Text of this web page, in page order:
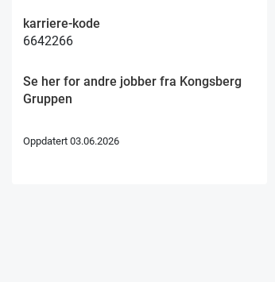
karriere-kode
6642266
Se her for andre jobber fra Kongsberg
Gruppen
Oppdatert 03.06.2026